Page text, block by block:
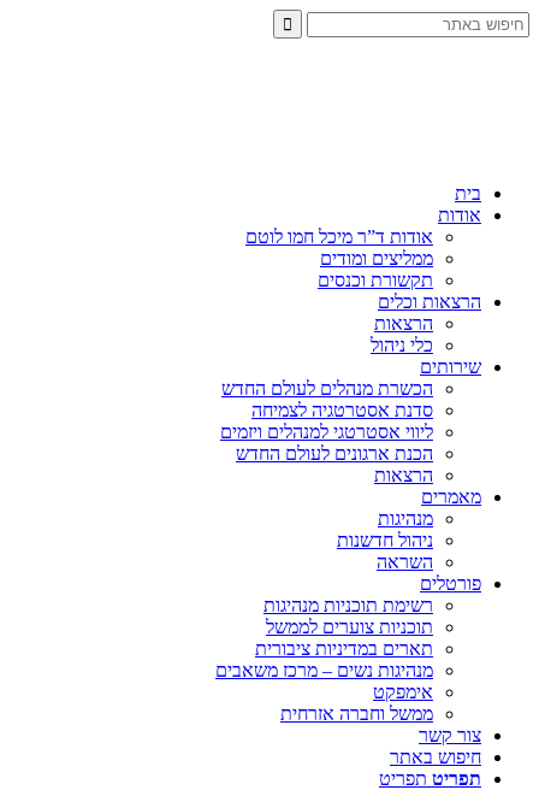
בית
אודות
אודות ד”ר מיכל חמו לוטם
ממליצים ומודים
תקשורת וכנסים
הרצאות וכלים
הרצאות
כלי ניהול
שירותים
הכשרת מנהלים לעולם החדש
סדנת אסטרטגיה לצמיחה
ליווי אסטרטגי למנהלים ויזמים
הכנת ארגונים לעולם החדש
הרצאות
מאמרים
מנהיגות
ניהול חדשנות
השראה
פורטלים
רשימת תוכניות מנהיגות
תוכניות צוערים לממשל
תארים במדיניות ציבורית
מנהיגות נשים – מרכז משאבים
אימפקט
ממשל וחברה אזרחית
צור קשר
חיפוש באתר
תפריט תפריט